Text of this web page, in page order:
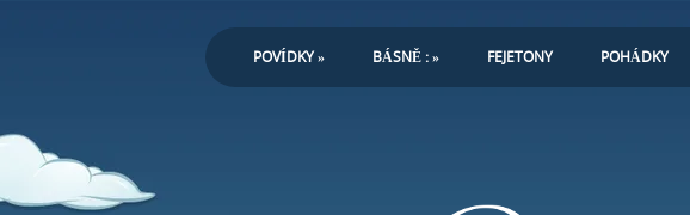
POVÍDKY» BÁSNĚ :» FEJETONY POHÁDKY